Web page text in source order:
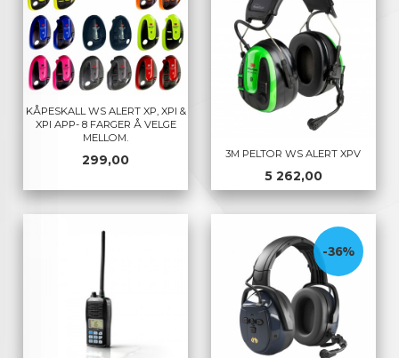
KÅPESKALL WS ALERT XP, XPI &
XPI APP- 8 FARGER Å VELGE
MELLOM.
Pris
299,00 3M PELTOR WS ALERT XPV
Pris
5 262,00
-36%